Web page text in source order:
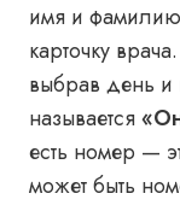
имя и фамилию
карточку
выбрав день и
называется
есть номер —
может быть